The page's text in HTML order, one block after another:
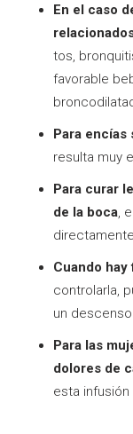
En el caso
tos,
favorable
Para encías
resulta muy
Para curar
de la boca,
Cuando hay
controlarla,
un
Para las
dolores de
esta